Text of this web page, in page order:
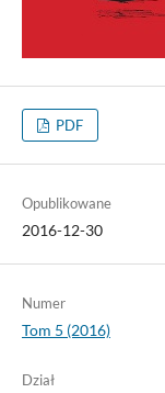
PDF
Opublikowane
2016-12-30
Numer
Tom 5 (2016)
Dział